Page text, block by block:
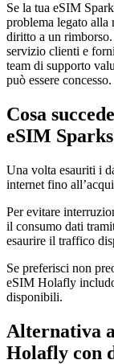
Se la tua eSIM
problema legato alla
diritto a un rimborso.
servizio clienti e
team di supporto
può essere concesso.
Cosa
eSIM
Una volta esauriti i
internet fino
Per evitare
il consumo dati
esaurire il traffico
Se preferisci non
eSIM Holafly
disponibili.
Alternativa
Holafly con